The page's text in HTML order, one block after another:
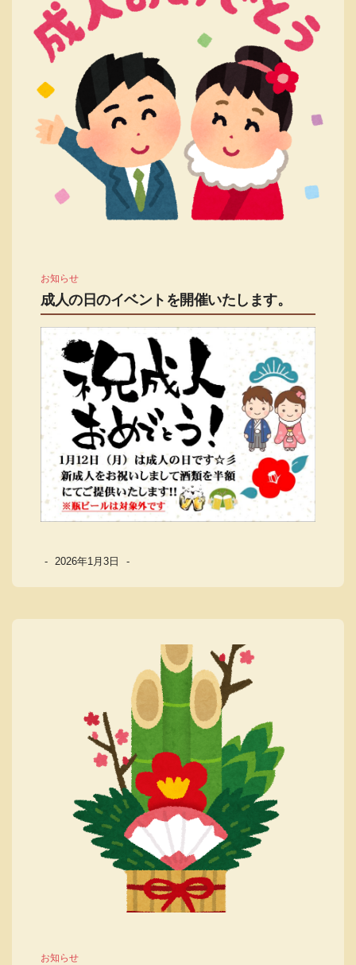
お知らせ
成人の日のイベントを開催いたします。
- 2026年1月3日 -
お知らせ